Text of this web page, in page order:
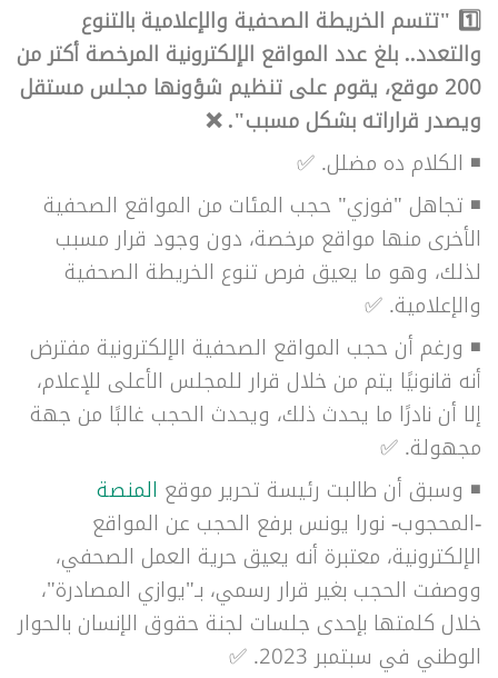
1️⃣ "تتسم الخريطة الصحفية والإعلامية بالتنوع
والتعدد.. بلغ عدد المواقع الإلكترونية المرخصة أكتر من
200 موقع، يقوم على تنظيم شؤونها مجلس مستقل
ويصدر قراراته بشكل مسبب". ❌
◾ الكلام ده مضلل. ✅
◾ تجاهل "فوزي" حجب المئات من المواقع الصحفية
الأخرى منها مواقع مرخصة، دون وجود قرار مسبب
لذلك، وهو ما يعيق فرص تنوع الخريطة الصحفية
والإعلامية. ✅
◾ ورغم أن حجب المواقع الصحفية الإلكترونية مفترض
أنه قانونيًا يتم من خلال قرار للمجلس الأعلى للإعلام،
إلا أن نادرًا ما يحدث ذلك، ويحدث الحجب غالبًا من جهة
مجهولة. ✅
◾ وسبق أن طالبت رئيسة تحرير موقع المنصة
-المحجوب- نورا يونس برفع الحجب عن المواقع
الإلكترونية، معتبرة أنه يعيق حرية العمل الصحفي،
ووصفت الحجب بغير قرار رسمي، بـ"يوازي المصادرة"،
خلال كلمتها بإحدى جلسات لجنة حقوق الإنسان بالحوار
الوطني في سبتمبر 2023.
✅